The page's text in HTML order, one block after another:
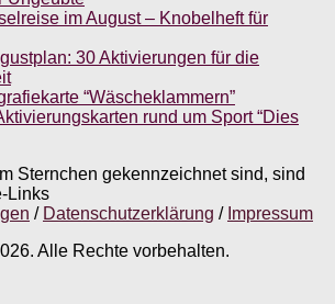
im August – Knobelheft für
30 Aktivierungen für die
“Wäscheklammern”
rund um Sport “Dies
Sternchen gekennzeichnet sind, sind
Links
/ Datenschutzerklärung / Impressum
Alle Rechte vorbehalten.